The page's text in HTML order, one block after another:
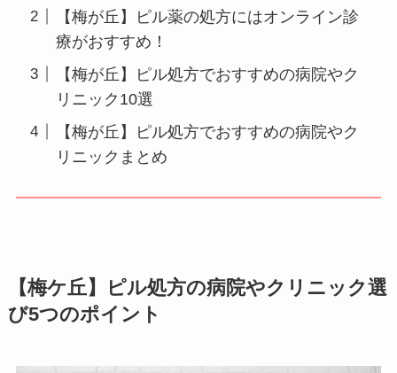
【梅が丘】ピル薬の処方にはオンライン診
療がおすすめ！
【梅が丘】ピル処方でおすすめの病院やク
リニック10選
【梅が丘】ピル処方でおすすめの病院やク
リニックまとめ
【梅ケ丘】ピル処方の病院やクリニック選
び5つのポイント